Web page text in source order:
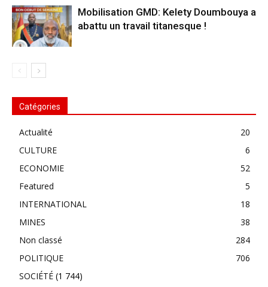
Mobilisation GMD: Kelety Doumbouya a
abattu un travail titanesque !
Catégories
Actualité
20
CULTURE
6
ECONOMIE
52
Featured
5
INTERNATIONAL
18
MINES
38
Non classé
284
POLITIQUE
706
SOCIÉTÉ (1 744)